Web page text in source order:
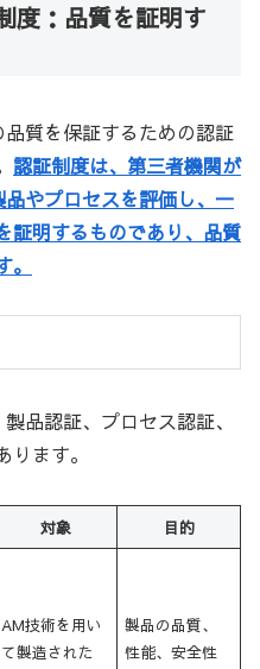
度：品質を証明す
質を保証するための認証
認証制度は、第三者機関が
やプロセスを評価し、一
証明するものであり、品質
品認証、プロセス認証、
ます。
対象 目的
AM技術を用い
て製造された
製品の品質、
性能、安全性